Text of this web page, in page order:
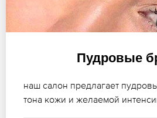
Пудровые
наш салон предлагает
тона кожи и желаемой